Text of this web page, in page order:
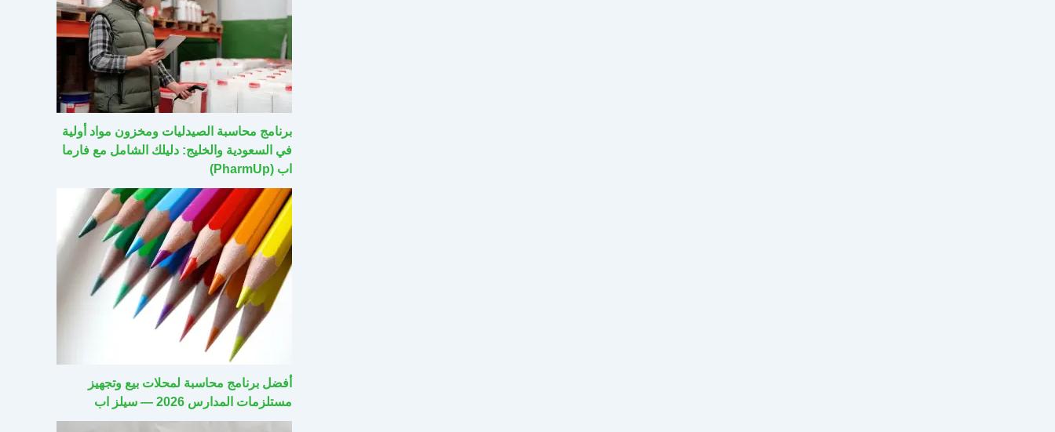
برنامج محاسبة الصيدليات ومخزون مواد أولية
في السعودية والخليج: دليلك الشامل مع فارما
اب (PharmUp)
أفضل برنامج محاسبة لمحلات بيع وتجهيز
مستلزمات المدارس 2026 — سيلز اب